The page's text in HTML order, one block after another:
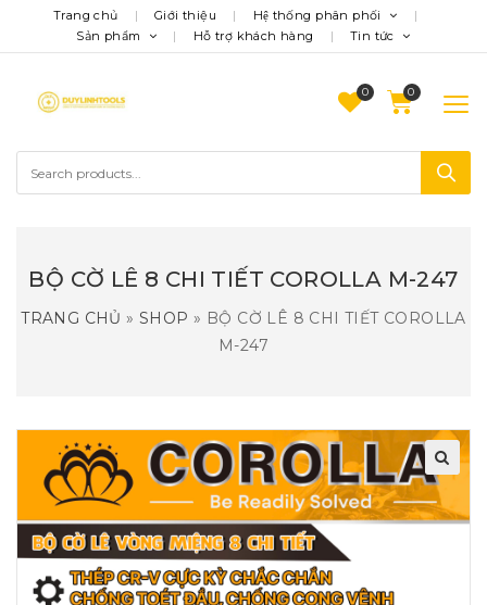
Trang chủ Giới thiệu
Hệ thống phân phối
Sản phẩm
Hỗ trợ khách hàng Tin tức
0
BỘ CỜ LÊ 8 CHI TIẾT COROLLA M-247
TRANG CHỦ »SHOP » BỘ CỜ LÊ 8 CHI TIẾT COROLLA
M-247